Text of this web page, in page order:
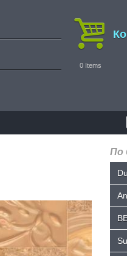
0 Items
По